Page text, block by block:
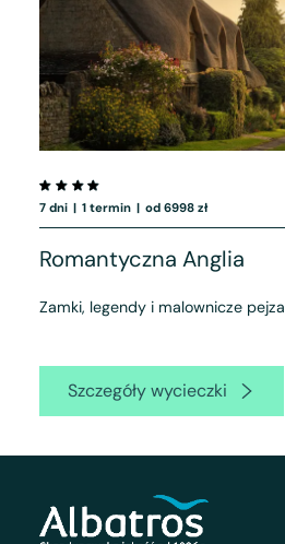
7 dni | 1 termin | od 6998 zł
Romantyczna Anglia
Zamki, legendy i malownicze
Szczegóły wycieczki